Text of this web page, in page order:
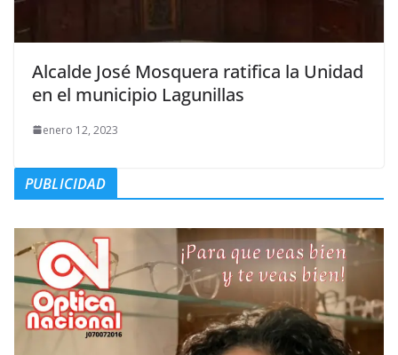
Alcalde José Mosquera ratifica la Unidad
en el municipio Lagunillas
enero 12, 2023
PUBLICIDAD